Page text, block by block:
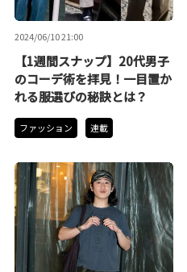
2024/06/10 21:00
【1週間スナップ】20代男子
のコーデ術を拝見！一目置か
れる服選びの秘訣とは？
ファッション 連載